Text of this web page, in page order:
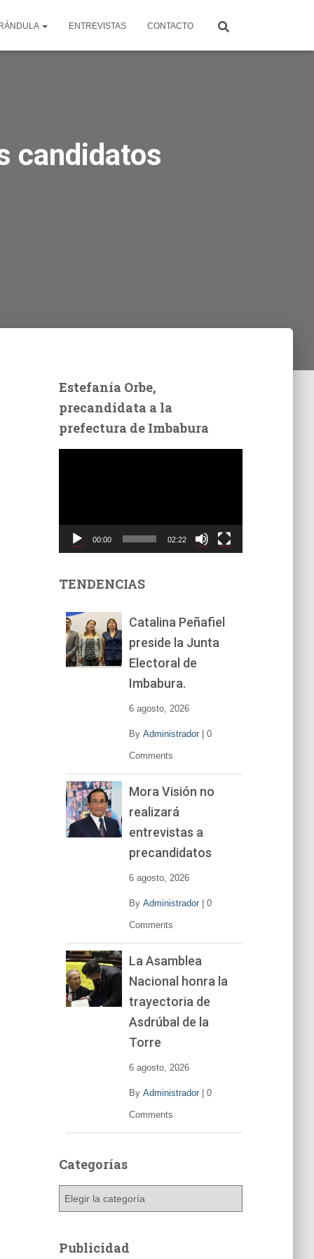
ENTREVISTAS CONTACTO
candidatos
Estefanía Orbe,
precandidata a la
prefectura de Imbabura
t
00:00 02:22
TENDENCIAS
Catalina Peñafiel
preside la Junta
Electoral de
Imbabura.
6 agosto, 2026
By Administrador| 0
Comments
Mora Visión no
realizará
entrevistas a
precandidatos
6 agosto, 2026
By Administrador| 0
Comments
La Asamblea
Nacional honra la
trayectoria de
Asdrúbal de la
Torre
6 agosto, 2026
By Administrador| 0
Comments
Categorías
g
Publicidad